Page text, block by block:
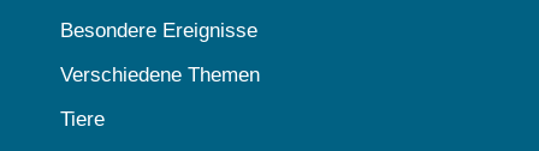
Besondere Ereignisse
Verschiedene Themen
Tiere